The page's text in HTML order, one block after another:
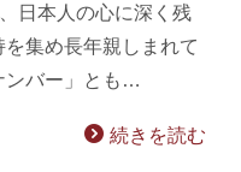
日本人の心に深く残
集め長年親しまれて
ンバー」とも…
続きを読む